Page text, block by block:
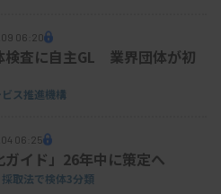
06:20
検査に自主GL 業界団体が初
ス推進機構
06:25
イド」26年中に策定へ
法で検体3分類